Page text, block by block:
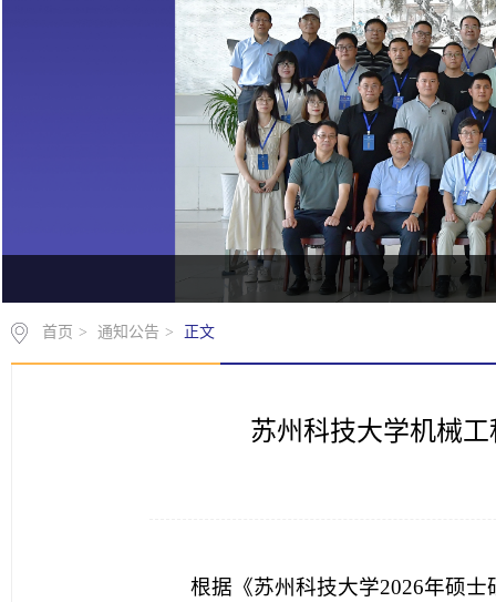
首页 > 通知公告 > 正文
苏州科技大学机械
根据《苏州科技大学2026年硕